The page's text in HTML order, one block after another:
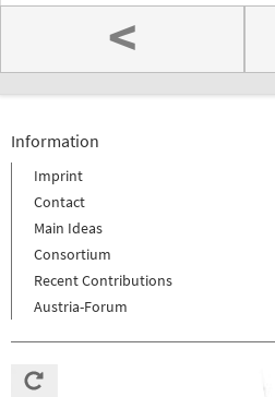
<
Information
Imprint
Contact
Main Ideas
Consortium
Recent Contributions
Austria-Forum